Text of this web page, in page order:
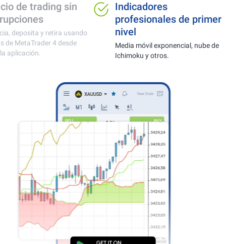
Ideal para operar con
oro, divisas y
criptomonedas
Monitoreo en línea de cotizaciones
sin retrasos y ejecución rápida.
Espacio de
cuentas de
una sola aplicación.